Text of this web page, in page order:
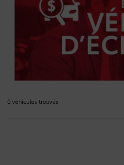
0 véhicules trouvés